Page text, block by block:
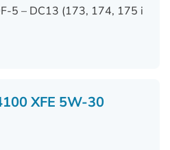
5 – DC13 (173, 174, 175 i
XFE 5W-30